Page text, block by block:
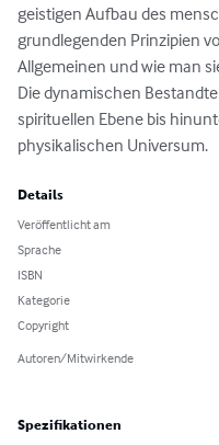
geistigen Aufbau des
grundlegenden Prinzipien
Allgemeinen und wie man
Die dynamischen
spirituellen Ebene bis
physikalischen Universum.
Details
Veröffentlicht am
Sprache
ISBN
Kategorie
Copyright
Autoren/Mitwirkende
Spezifikationen